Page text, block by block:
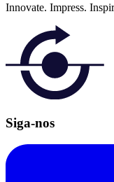
Innovate. Impress.
Siga-nos